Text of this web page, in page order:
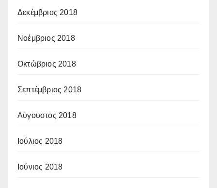
Δεκέμβριος 2018
Νοέμβριος 2018
Οκτώβριος 2018
Σεπτέμβριος 2018
Αύγουστος 2018
Ιούλιος 2018
Ιούνιος 2018